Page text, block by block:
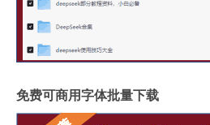
免费可商用字体批量下载